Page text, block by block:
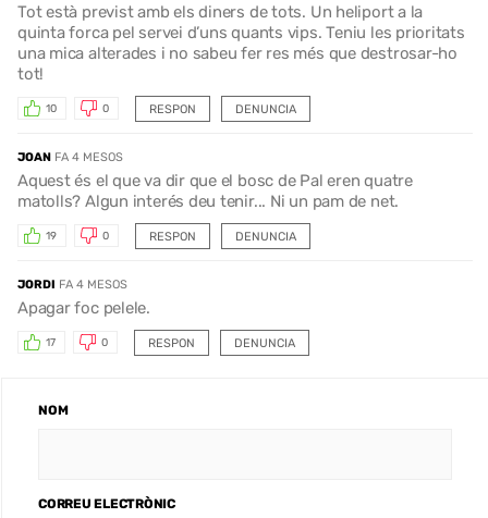
Tot està previst amb els diners de tots. Un heliport a la
quinta forca pel servei d’uns quants vips. Teniu les prioritats
una mica alterades i no sabeu fer res més que destrosar-ho
tot!
RESPON
10 0 DENUNCIA
JOAN FA 4 MESOS
Aquest és el que va dir que el bosc de Pal eren quatre
matolls? Algun interés deu tenir... Ni un pam de net.
RESPON
19 0 DENUNCIA
JORDI FA 4 MESOS
Apagar foc pelele.
RESPON
17 0 DENUNCIA
NOM
CORREU ELECTRÒNIC